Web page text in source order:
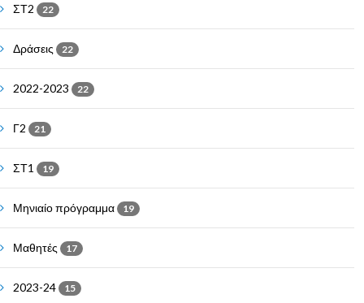
ΣΤ2 22
Δράσεις 22
2022-2023 22
Γ2 21
ΣΤ1 19
Μηνιαίο πρόγραμμα 19
Μαθητές 17
2023-24 15